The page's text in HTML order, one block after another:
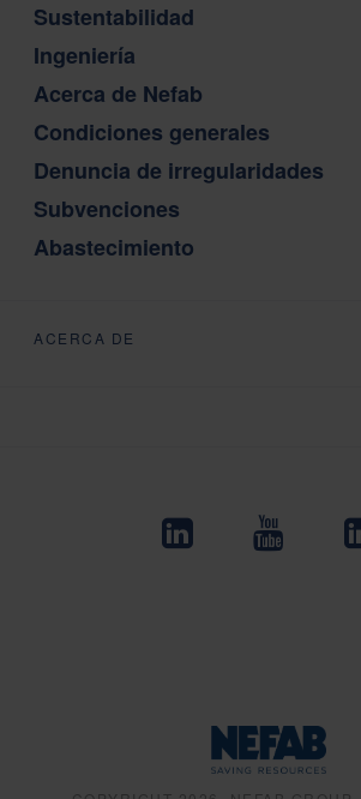
Sustentabilidad
Ingeniería
Acerca de Nefab
Condiciones generales
Denuncia de irregularidades
Subvenciones
Abastecimiento
ACERCA DE